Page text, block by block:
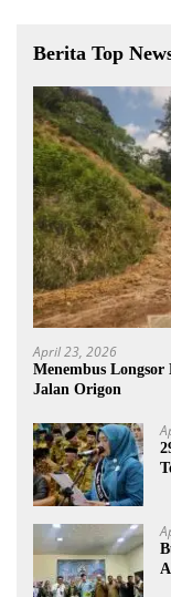
Berita Top
April 23, 2026
Menembus
Jalan Origon